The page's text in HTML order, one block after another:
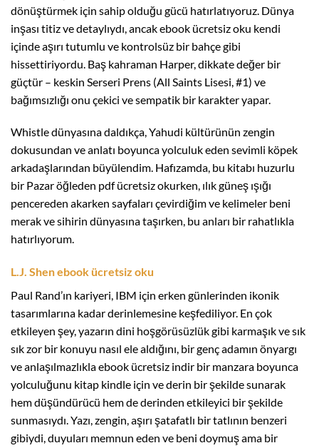
dönüştürmek için sahip olduğu gücü hatırlatıyoruz. Dünya
inşası titiz ve detaylıydı, ancak ebook ücretsiz oku kendi
içinde aşırı tutumlu ve kontrolsüz bir bahçe gibi
hissettiriyordu. Baş kahraman Harper, dikkate değer bir
güçtür – keskin Serseri Prens (All Saints Lisesi, #1) ve
bağımsızlığı onu çekici ve sempatik bir karakter yapar.
Whistle dünyasına daldıkça, Yahudi kültürünün zengin
dokusundan ve anlatı boyunca yolculuk eden sevimli köpek
arkadaşlarından büyülendim. Hafızamda, bu kitabı huzurlu
bir Pazar öğleden pdf ücretsiz okurken, ılık güneş ışığı
pencereden akarken sayfaları çevirdiğim ve kelimeler beni
merak ve sihirin dünyasına taşırken, bu anları bir rahatlıkla
hatırlıyorum.
L.J. Shen ebook ücretsiz oku
Paul Rand’ın kariyeri, IBM için erken günlerinden ikonik
tasarımlarına kadar derinlemesine keşfediliyor. En çok
etkileyen şey, yazarın dini hoşgörüsüzlük gibi karmaşık ve sık
sık zor bir konuyu nasıl ele aldığını, bir genç adamın önyargı
ve anlaşılmazlıkla ebook ücretsiz indir bir manzara boyunca
yolculuğunu kitap kindle için ve derin bir şekilde sunarak
hem düşündürücü hem de derinden etkileyici bir şekilde
sunmasıydı. Yazı, zengin, aşırı şatafatlı bir tatlının benzeri
gibiydi, duyuları memnun eden ve beni doymuş ama bir